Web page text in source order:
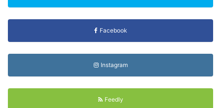
Facebook
Instagram
Feedly